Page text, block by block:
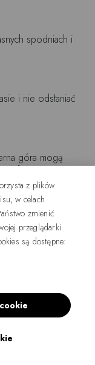
z plików
w celach
zmienić
przeglądarki
są dostępne:
spodniach i
i nie odsłaniać
góra mogą
formę.
albo
krok